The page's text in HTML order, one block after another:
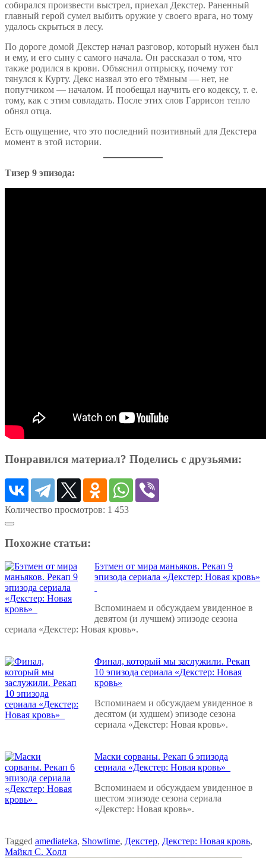
собирался произвести выстрел, приехал Декстер. Раненный
главный герой сумел выбить оружие у своего врага, но тому
удалось скрыться в лесу.
По дороге домой Декстер начал разговор, который нужен был
и ему, и его сыну с самого начала. Он рассказал о том, что
также родился в крови. Объяснил отпрыску, почему тот
тянулся к Курту. Декс назвал это его тёмным — нет, не
попутчиком — началом. И пообещал научить его кодексу, т. е.
тому, как с этим совладать. После этих слов Гаррисон тепло
обнял отца.
Есть ощущение, что это последний позитивный для Декстера
момент в этой истории.
Тизер 9 эпизода:
Понравился материал? Поделись с друзьями:
Количество просмотров: 1 453
Похожие статьи:
Бэтмен от мира маньяков. Рекап 9
эпизода сериала «Декстер: Новая кровь»
Вспоминаем и обсуждаем увиденное в
девятом (и лучшем) эпизоде сезона
сериала «Декстер: Новая кровь».
Финал, который мы заслужили. Рекап
10 эпизода сериала «Декстер: Новая
кровь»
Вспоминаем и обсуждаем увиденное в
десятом (и худшем) эпизоде сезона
сериала «Декстер: Новая кровь».
Маски сорваны. Рекап 6 эпизода
сериала «Декстер: Новая кровь»
Вспоминаем и обсуждаем увиденное в
шестом эпизоде сезона сериала
«Декстер: Новая кровь».
Tagged amediateka, Showtime, Декстер, Декстер: Новая кровь,
Майкл С. Холл